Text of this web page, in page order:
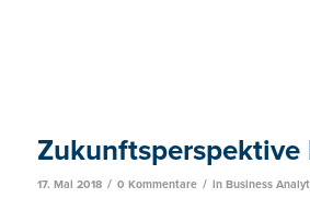
Zukunftsperspektive
17. Mai 2018 / 0 Kommentare / in Business